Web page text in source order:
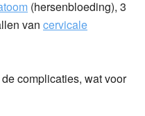
(hersenbloeding), 3
van cervicale
complicaties, wat voor